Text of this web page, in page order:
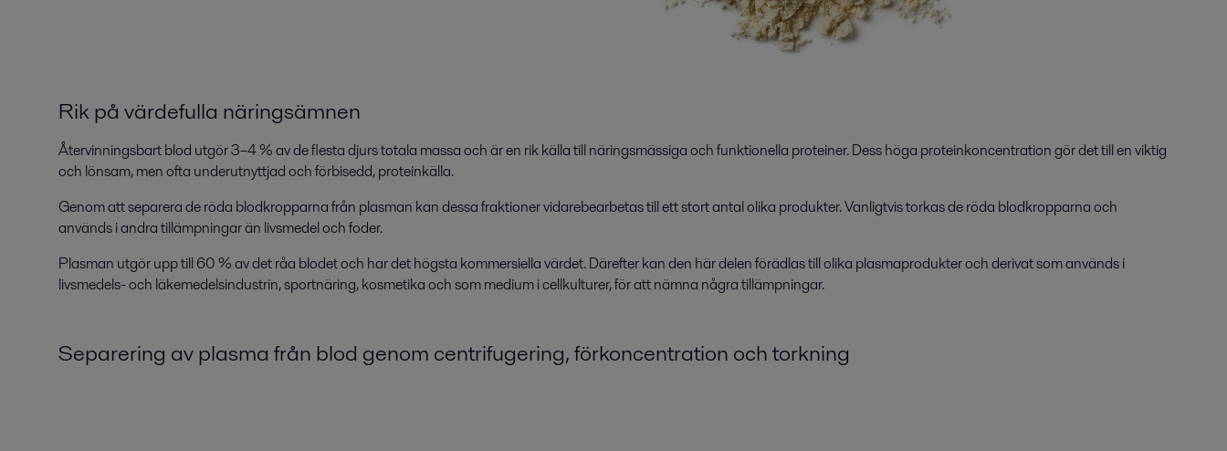
Rik på värdefulla näringsämnen
Återvinningsbart blod utgör 3–4 % av de flesta djurs totala massa och är en rik källa till näringsmässiga och funktionella proteiner. Dess höga proteinkoncentration gör det till en viktig
och lönsam, men ofta underutnyttjad och förbisedd, proteinkälla.
Genom att separera de röda blodkropparna från plasman kan dessa fraktioner vidarebearbetas till ett stort antal olika produkter. Vanligtvis torkas de röda blodkropparna och
används i andra tillämpningar än livsmedel och foder.
Plasman utgör upp till 60 % av det råa blodet och har det högsta kommersiella värdet. Därefter kan den här delen förädlas till olika plasmaprodukter och derivat som används i
livsmedels- och läkemedelsindustrin, sportnäring, kosmetika och som medium i cellkulturer, för att nämna några tillämpningar.
Separering av plasma från blod genom centrifugering, förkoncentration och torkning